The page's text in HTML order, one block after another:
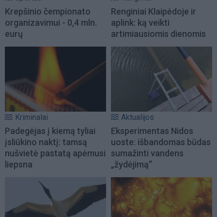
Krepšinio čempionato
organizavimui - 0,4 mln.
eurų
Renginiai Klaipėdoje ir
aplink: ką veikti
artimiausiomis dienomis
Kriminalai
Padegėjas į kiemą tyliai
įsliūkino naktį: tamsą
nušvietė pastatą apėmusi
liepsna
Aktualijos
Eksperimentas Nidos
uoste: išbandomas būdas
sumažinti vandens
„žydėjimą“